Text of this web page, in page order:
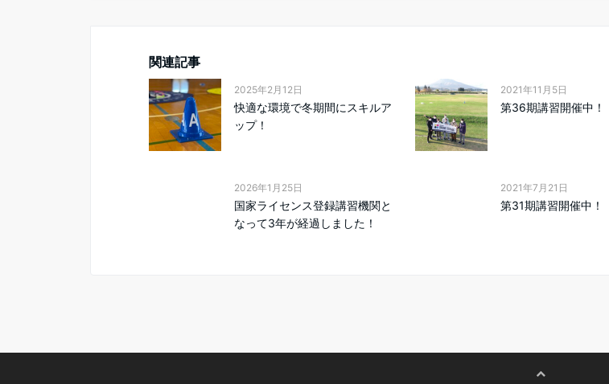
関連記事
2025年2月12日
快適な環境で冬期間にスキルア
ップ！
2021年11月5日
第36期講習開催中！
2026年1月25日
国家ライセンス登録講習機関と
なって3年が経過しました！
2021年7月21日
第31期講習開催中！